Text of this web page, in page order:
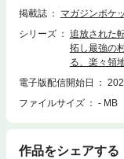
掲載誌
マガジンポケ
シリーズ
追放された
拓し最強の
る、楽々領
電子版配信開始日
ファイルサイズ
- MB
作品をシェアする